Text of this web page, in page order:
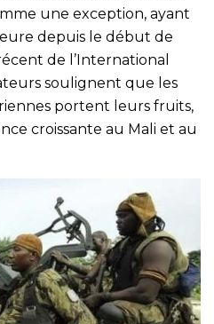
une exception, ayant
depuis le début de
de l’International
soulignent que les
portent leurs fruits,
croissante au Mali et au